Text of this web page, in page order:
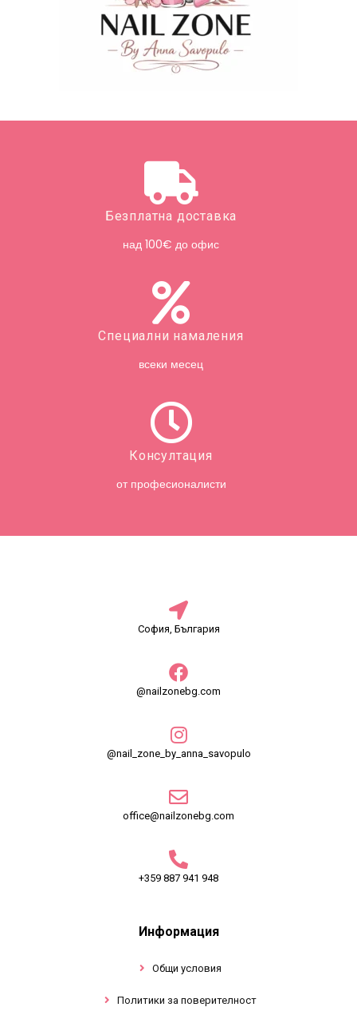
Безплатна доставка
над 100€ до офис
Специални намаления
всеки месец
Консултация
от професионалисти
София, България
@nailzonebg.com
@nail_zone_by_anna_savopulo
office@nailzonebg.com
+359 887 941 948
Информация
Общи условия
Политики за поверителност